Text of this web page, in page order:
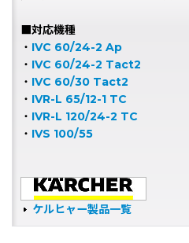
■対応機種
・ IVC 60/24-2 Ap
・ IVC 60/24-2 Tact2
・ IVC 60/30 Tact2
・ IVR-L 65/12-1 TC
・ IVR-L 120/24-2 TC
・ IVS 100/55
ケルヒャー製品一覧